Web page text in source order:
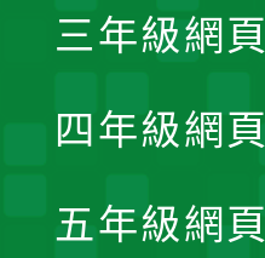
三年級網頁
四年級網頁
五年級網頁